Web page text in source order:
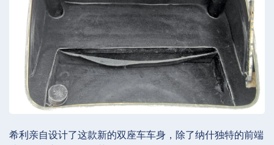
希利亲自设计了这款新的双座车车身，除了纳什独特的前端